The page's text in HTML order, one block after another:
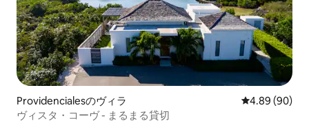
Providencialesのヴィラ レビュー90件
4.89 (90)
ヴィスタ・コーヴ - まるまる貸切